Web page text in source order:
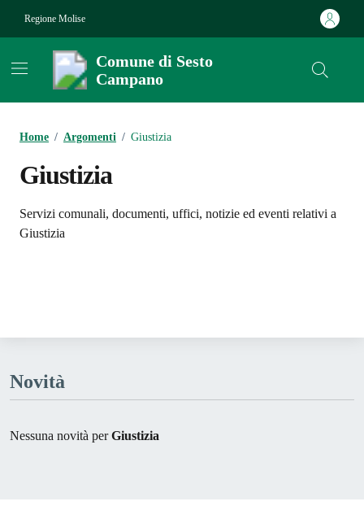
Regione Molise
Comune di Sesto
Campano
Home / Argomenti / Giustizia
Giustizia
Dettagli dell'argomento
Servizi comunali, documenti, uffici, notizie ed eventi relativi a
Giustizia
Novità
Nessuna novità perGiustizia